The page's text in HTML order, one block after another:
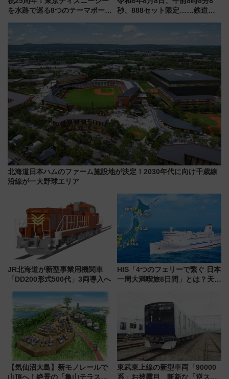
を水路で巡る8つのテーマポート
秒、888セット限定……鉄道各
北海道日本ハムのファーム施設地が決定！2030年代に向け千歳線
沿線が一大野球エリア
JR北海道が新型事業用機関車
「DD200形式500代」3両導入へ
HIS「4つのフェリーで繋ぐ 日本
一周大満喫旅8日間」とは？天橋
雑な手続きも不要でお手軽に楽
しめるプランが登場
【気仙沼大島】新モノレールで
山頂へ！絶景の「亀山テラス
東武東上線の新型車両「90000
系」お披露目 斬新な「逆スラ